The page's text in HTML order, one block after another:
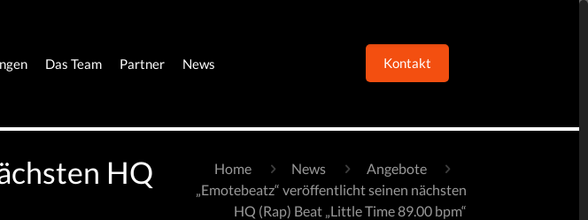
Das Team Partner News Kontakt
HQ
Home News
Angebote
„Emotebeatz“ veröffentlicht seinen nächsten
HQ (Rap) Beat „Little Time 89.00 bpm“